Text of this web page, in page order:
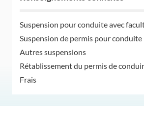
Suspension pour conduite avec
Suspension de permis pour
Autres suspensions
Rétablissement du permis de
Frais